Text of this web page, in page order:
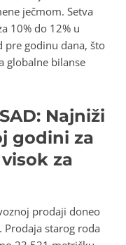
ječmom. Setva
10% do 12% u
pre godinu dana, što
globalne bilanse
Najniži
godini za
za
prodaji doneo
Prodaja starog roda